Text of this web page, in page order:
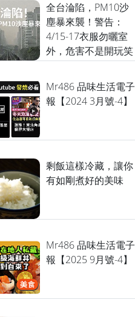
全台淪陷，PM10沙
塵暴來襲！警告：
4/15-17衣服勿曬室
外，危害不是開玩笑
Mr486 品味生活電子
報【2024 3月號-4】
剩飯這樣冷藏，讓你
有如剛煮好的美味
Mr486 品味生活電子
報【2025 9月號-4】